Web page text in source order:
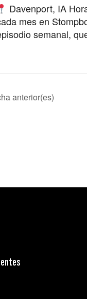
Davenport, IA
mes en
semanal,
anterior(es)